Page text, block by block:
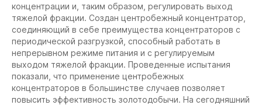
концентрации и, таким образом, регулировать выход
тяжелой фракции. Создан центробежный концентратор,
соединяющий в себе преимущества концентраторов с
периодической разгрузкой, способный работать в
непрерывном режиме питания и с регулируемым
выходом тяжелой фракции. Проведенные испытания
показали, что применение центробежных
концентраторов в большинстве случаев позволяет
повысить эффективность золотодобычи. На сегодняшний